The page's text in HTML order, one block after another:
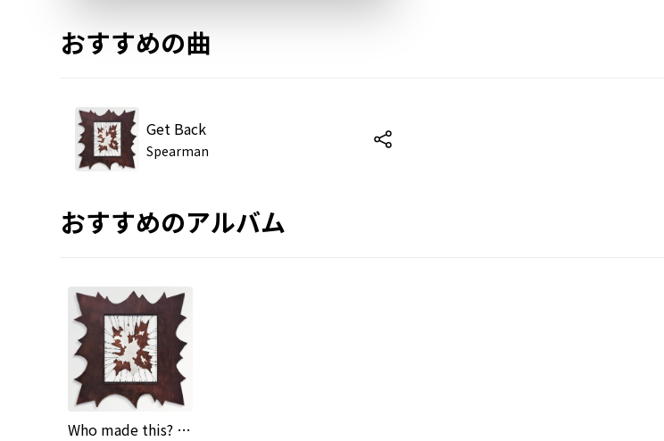
おすすめの曲
Get Back
Spearman
おすすめのアルバム
Who made this? vol.2